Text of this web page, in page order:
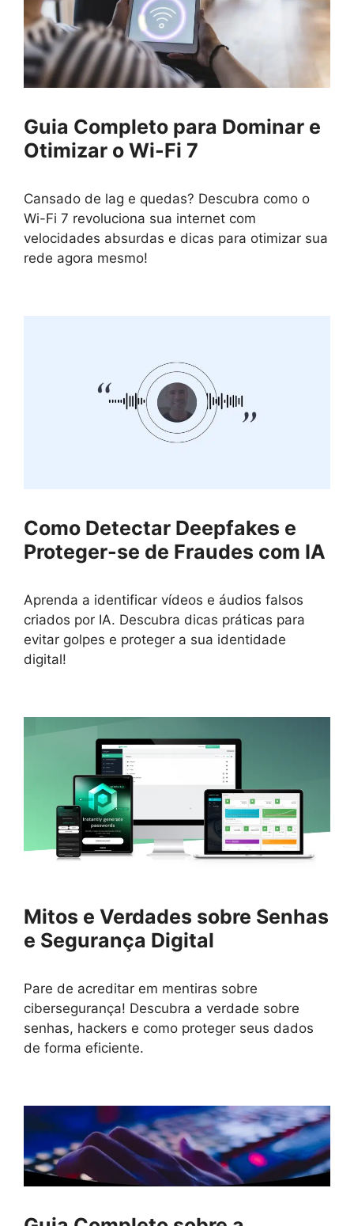
Guia Completo para Dominar e
Otimizar o Wi-Fi 7
Cansado de lag e quedas? Descubra como o
Wi-Fi 7 revoluciona sua internet com
velocidades absurdas e dicas para otimizar sua
rede agora mesmo!
Como Detectar Deepfakes e
Proteger-se de Fraudes com IA
Aprenda a identificar vídeos e áudios falsos
criados por IA. Descubra dicas práticas para
evitar golpes e proteger a sua identidade
digital!
Mitos e Verdades sobre Senhas
e Segurança Digital
Pare de acreditar em mentiras sobre
cibersegurança! Descubra a verdade sobre
senhas, hackers e como proteger seus dados
de forma eficiente.